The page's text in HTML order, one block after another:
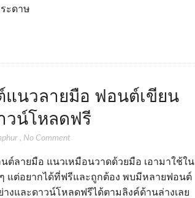
ะดาษ
แนวลายมือ ฟอนต์เขียน
วน์โหลดฟรี
, No Comment
ต์ลายมือ แนวเหมือนวาดด้วยมือ เอามาใช้ใน
แต่อยากได้ที่ฟรีและถูกต้อง พบมีหลายฟอนต์
งและดาวน์โหลดฟรีได้ตามลิงค์ด้านล่างเลย